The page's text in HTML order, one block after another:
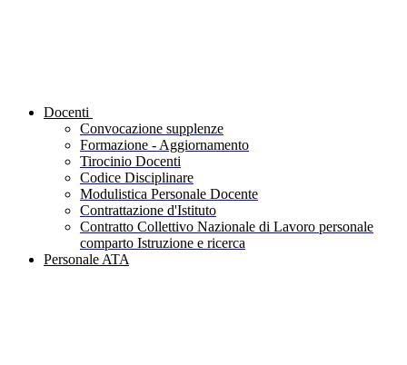
Docenti
Convocazione supplenze
Formazione - Aggiornamento
Tirocinio Docenti
Codice Disciplinare
Modulistica Personale Docente
Contrattazione d'Istituto
Contratto Collettivo Nazionale di Lavoro personale
comparto Istruzione e ricerca
Personale ATA